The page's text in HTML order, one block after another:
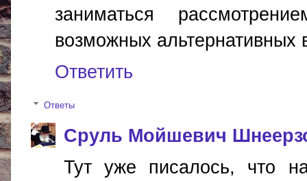
заниматься
возможных альтернативных
Ответить
Ответы
Сруль Мойшевич
Тут уже писалось, что